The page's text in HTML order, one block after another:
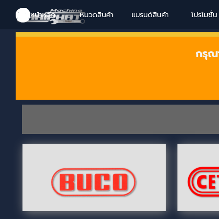
หน้าหลัก หมวดสินค้า ▼
แบรนด์สินค้า ▼
โปรโมชั่น
Skip menu
Skip menu
Skip menu
Skip menu
กรุณ